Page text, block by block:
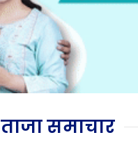
ताजा समाचार